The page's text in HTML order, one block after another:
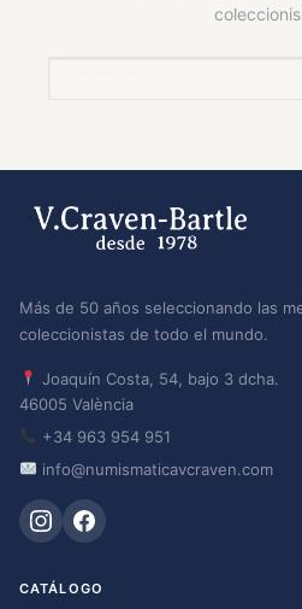
Más de 50 años seleccionando las
coleccionistas de todo el mundo.
Joaquín Costa, 54, bajo 3 dcha.
46005 València
+34 963 954 951
info@numismaticavcraven.com
CATÁLOGO